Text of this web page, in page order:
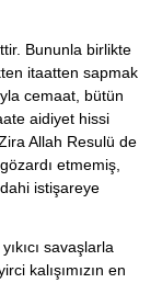
Bununla birlikte
itaatten sapmak
cemaat, bütün
aidiyet hissi
Allah Resulü de
etmemiş,
istişareye
savaşlarla
kalışımızın en